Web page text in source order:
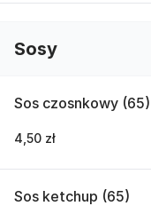
Sosy
Sos czosnkowy (65)
4,50 zł
Sos ketchup (65)